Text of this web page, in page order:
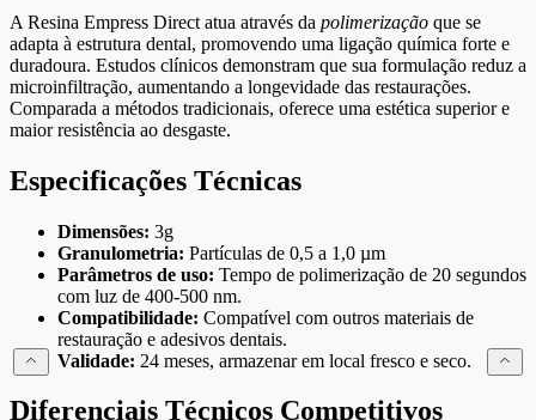
A Resina Empress Direct atua através da polimerização que se
adapta à estrutura dental, promovendo uma ligação química forte e
duradoura. Estudos clínicos demonstram que sua formulação reduz a
microinfiltração, aumentando a longevidade das restaurações.
Comparada a métodos tradicionais, oferece uma estética superior e
maior resistência ao desgaste.
Especificações Técnicas
Dimensões: 3g
Granulometria: Partículas de 0,5 a 1,0 µm
Parâmetros de uso: Tempo de polimerização de 20 segundos
com luz de 400-500 nm.
Compatibilidade: Compatível com outros materiais de
restauração e adesivos dentais.
Validade: 24 meses, armazenar em local fresco e seco.
Diferenciais Técnicos Competitivos